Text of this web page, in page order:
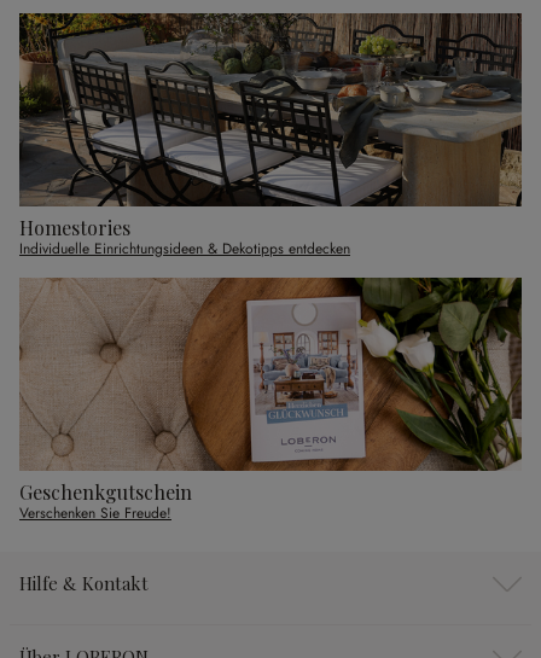
Homestories
Individuelle Einrichtungsideen & Dekotipps entdecken
Geschenkgutschein
Verschenken Sie Freude!
Hilfe & Kontakt